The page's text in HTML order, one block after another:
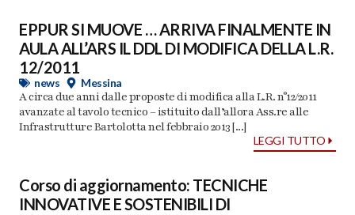
EPPUR SI MUOVE … ARRIVA FINALMENTE IN
AULA ALL’ARS IL DDL DI MODIFICA DELLA L.R.
12/2011
news Messina
A circa due anni dalle proposte di modifica alla L.R. n°12/2011
avanzate al tavolo tecnico – istituito dall’allora Ass.re alle
Infrastrutture Bartolotta nel febbraio 2013 [...]
LEGGI TUTTO
Corso di aggiornamento: TECNICHE
INNOVATIVE E SOSTENIBILI DI